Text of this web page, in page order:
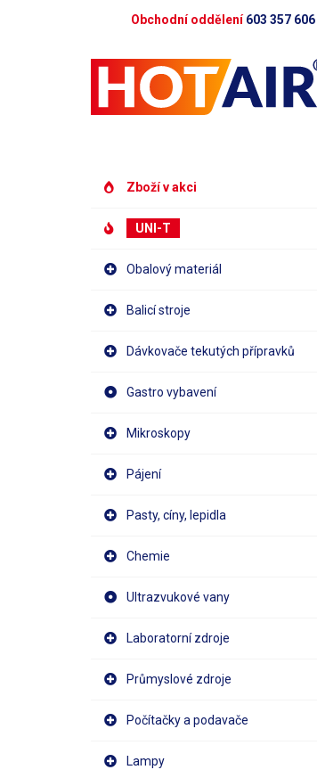
Obchodní oddělení603 357 606
Zboží v akci
UNI-T
Obalový materiál
Balicí stroje
Dávkovače tekutých přípravků
Gastro vybavení
Mikroskopy
Pájení
Pasty, cíny, lepidla
Chemie
Ultrazvukové vany
Laboratorní zdroje
Průmyslové zdroje
Počítačky a podavače
Lampy